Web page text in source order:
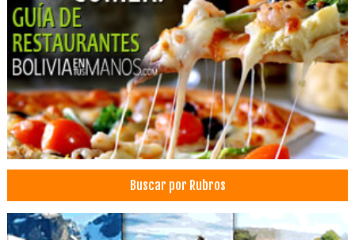
Parrillas
Comida Tailandesa
Comida Vietnamita
Restaurantes: Comida Internacional
Restaurantes: Vegetarianos
Sushi
Gastronomía
Restaurantes: Comida Rápida
Gastronomia Andina
Buscar por Rubros